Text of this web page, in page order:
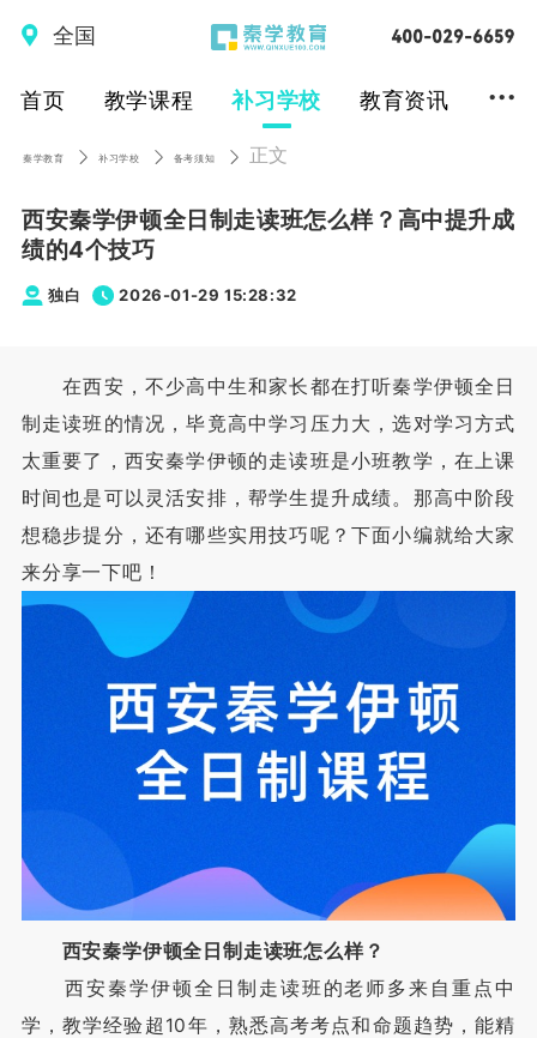
全国
首页 教学课程 补习学校 教育资讯 ...
秦学教育 补习学校 备考须知 正文
西安秦学伊顿全日制走读班怎么样？高中提升成
绩的4个技巧
独白 2026-01-29 15:28:32
在西安，不少高中生和家长都在打听秦学伊顿全日
制走读班的情况，毕竟高中学习压力大，选对学习方式
太重要了，西安秦学伊顿的走读班是小班教学，在上课
时间也是可以灵活安排，帮学生提升成绩。那高中阶段
想稳步提分，还有哪些实用技巧呢？下面小编就给大家
来分享一下吧！
西安秦学伊顿全日制走读班怎么样？
西安秦学伊顿全日制走读班的老师多来自重点中
学，教学经验超10年，熟悉高考考点和命题趋势，能精